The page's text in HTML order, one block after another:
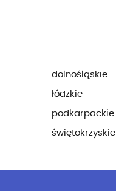
dolnośląskie
łódzkie
podkarpackie
świętokrzyskie